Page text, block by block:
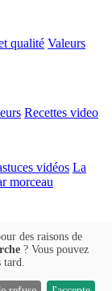
qualité Valeurs
Recettes video
vidéos La
morceau
Le métier
légales
des raisons de
? Vous pouvez